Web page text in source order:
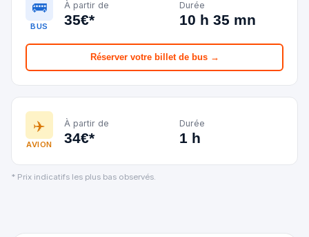
🚌
BUS
À partir de
35€*
Durée
10 h 35 mn
Réserver votre billet de bus →
✈️
AVION
À partir de
34€*
Durée
1 h
* Prix indicatifs les plus bas observés.